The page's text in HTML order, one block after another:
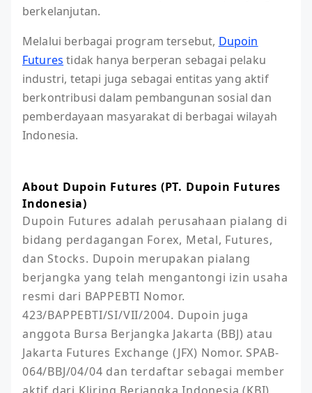
berkelanjutan.
Melalui berbagai program tersebut, Dupoin
Futures tidak hanya berperan sebagai pelaku
industri, tetapi juga sebagai entitas yang aktif
berkontribusi dalam pembangunan sosial dan
pemberdayaan masyarakat di berbagai wilayah
Indonesia.
About Dupoin Futures (PT. Dupoin Futures
Indonesia)
Dupoin Futures adalah perusahaan pialang di
bidang perdagangan Forex, Metal, Futures,
dan Stocks. Dupoin merupakan pialang
berjangka yang telah mengantongi izin usaha
resmi dari BAPPEBTI Nomor.
423/BAPPEBTI/SI/VII/2004. Dupoin juga
anggota Bursa Berjangka Jakarta (BBJ) atau
Jakarta Futures Exchange (JFX) Nomor. SPAB-
064/BBJ/04/04 dan terdaftar sebagai member
aktif dari Kliring Berjangka Indonesia (KBI)